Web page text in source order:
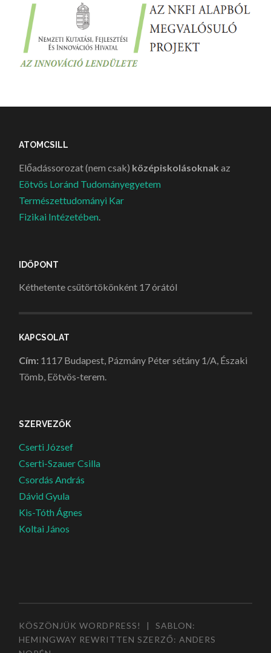
ATOMCSILL
Előadássorozat (nem csak) középiskolásoknak az
Eötvös Loránd Tudományegyetem
Természettudományi Kar
Fizikai Intézetében.
IDŐPONT
Kéthetente csütörtökönként 17 órától
KAPCSOLAT
Cím: 1117 Budapest, Pázmány Péter sétány 1/A, Északi
Tömb, Eötvös-terem.
SZERVEZŐK
Cserti József
Cserti-Szauer Csilla
Csordás András
Dávid Gyula
Kis-Tóth Ágnes
Koltai János
KÖSZÖNJÜK WORDPRESS! |
SABLON:
HEMINGWAY REWRITTEN SZERZŐ:ANDERS